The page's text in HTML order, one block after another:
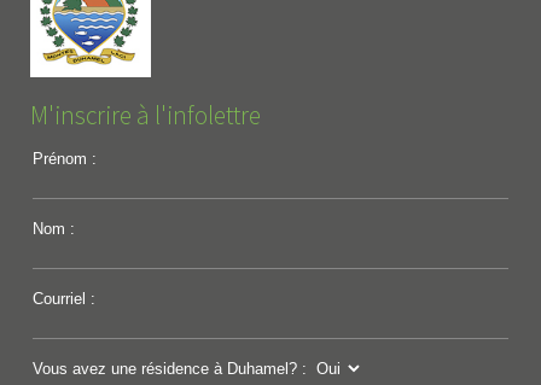
M'inscrire à l'infolettre
Prénom :
Nom :
Courriel :
Vous avez une résidence à Duhamel? :